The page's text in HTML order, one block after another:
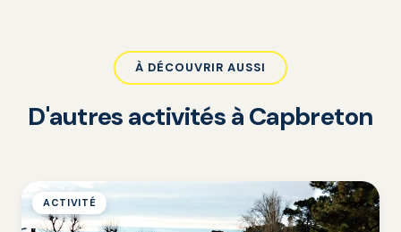
À DÉCOUVRIR AUSSI
D'autres activités à Capbreton
ACTIVITÉ